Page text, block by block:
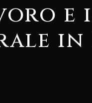
e
in